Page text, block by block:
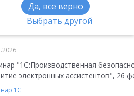
Да, все верно
Выбрать другой
документооборот
1С Управление производством
1С:Предприятие 8
курсы 1С Эквайринг
"1С:Производственная
электронных ассистентов", 26
1С